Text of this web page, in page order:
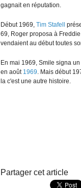
gagnait en réputation.
Début 1969, Tim Stafell
69, Roger proposa à
vendaient au début toutes
En mai 1969, Smile signa
en août 1969. Mais début
la c'est une autre histoire.
Partager cet article